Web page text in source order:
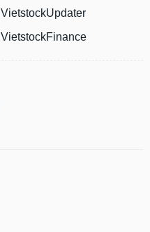
VietstockUpdater
VietstockFinance